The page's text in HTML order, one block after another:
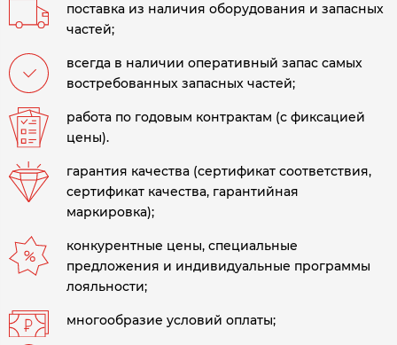
поставка из наличия оборудования и запасных
частей;
всегда в наличии оперативный запас самых
востребованных запасных частей;
работа по годовым контрактам (с фиксацией
цены).
гарантия качества (сертификат соответствия,
сертификат качества, гарантийная
маркировка);
конкурентные цены, специальные
предложения и индивидуальные программы
лояльности;
многообразие условий оплаты;